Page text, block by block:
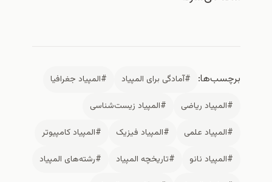
برچسب‌ها: #آمادگی برای المپیاد
#المپیاد جغرافیا
#المپیاد ریاضی
#المپیاد زیست‌شناسی
#المپیاد علمی
#المپیاد فیزیک
#المپیاد کامپیوتر
#المپیاد نانو
#تاریخچه المپیاد
#رشته‌های المپیاد